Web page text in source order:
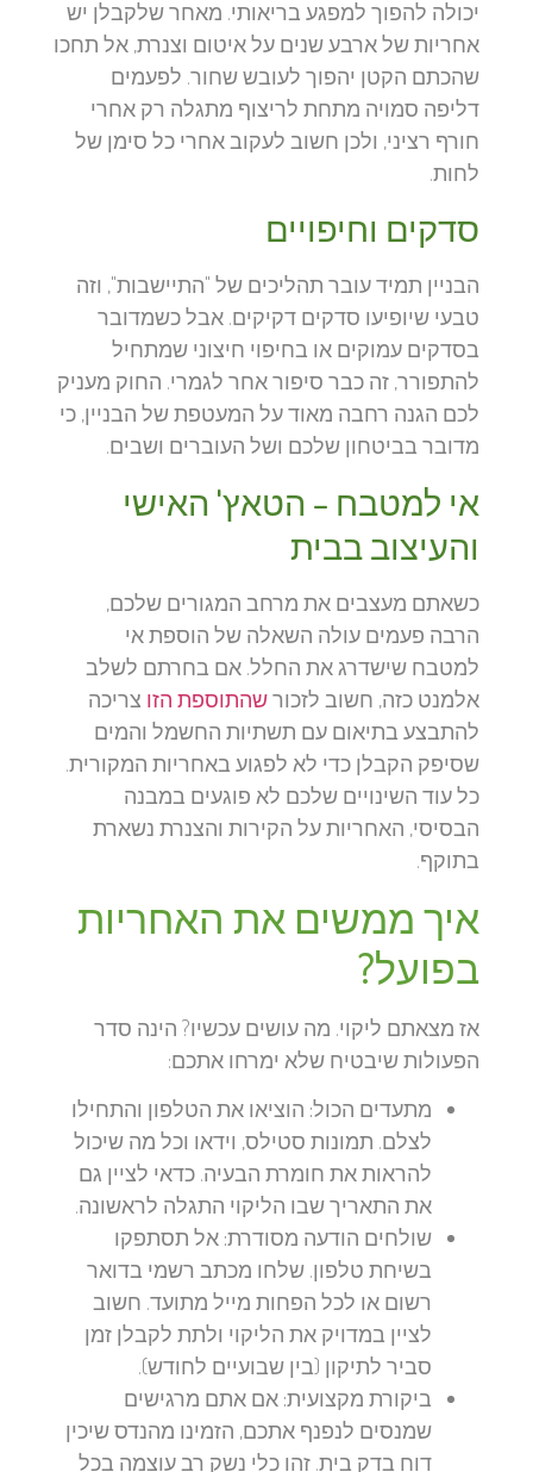
יכולה להפוך למפגע בריאותי. מאחר שלקבלן יש
אחריות של ארבע שנים על איטום וצנרת, אל תחכו
שהכתם הקטן יהפוך לעובש שחור. לפעמים
דליפה סמויה מתחת לריצוף מתגלה רק אחרי
חורף רציני, ולכן חשוב לעקוב אחרי כל סימן של
לחות.
סדקים וחיפויים
הבניין תמיד עובר תהליכים של "התיישבות", וזה
טבעי שיופיעו סדקים דקיקים. אבל כשמדובר
בסדקים עמוקים או בחיפוי חיצוני שמתחיל
להתפורר, זה כבר סיפור אחר לגמרי. החוק מעניק
לכם הגנה רחבה מאוד על המעטפת של הבניין, כי
מדובר בביטחון שלכם ושל העוברים ושבים.
אי למטבח – הטאץ' האישי
והעיצוב בבית
כשאתם מעצבים את מרחב המגורים שלכם,
הרבה פעמים עולה השאלה של הוספת אי
למטבח שישדרג את החלל. אם בחרתם לשלב
אלמנט כזה, חשוב לזכורשהתוספת הזוצריכה
להתבצע בתיאום עם תשתיות החשמל והמים
שסיפק הקבלן כדי לא לפגוע באחריות המקורית.
כל עוד השינויים שלכם לא פוגעים במבנה
הבסיסי, האחריות על הקירות והצנרת נשארת
בתוקף.
איך ממשים את האחריות
בפועל?
אז מצאתם ליקוי. מה עושים עכשיו? הינה סדר
הפעולות שיבטיח שלא ימרחו אתכם:
מתעדים הכול:הוציאו את הטלפון והתחילו
לצלם. תמונות סטילס, וידאו וכל מה שיכול
להראות את חומרת הבעיה. כדאי לציין גם
את התאריך שבו הליקוי התגלה לראשונה.
שולחים הודעה מסודרת:אל תסתפקו
בשיחת טלפון. שלחו מכתב רשמי בדואר
רשום או לכל הפחות מייל מתועד. חשוב
לציין במדויק את הליקוי ולתת לקבלן זמן
סביר לתיקון (בין שבועיים לחודש).
ביקורת מקצועית:אם אתם מרגישים
שמנסים לנפנף אתכם, הזמינו מהנדס שיכין
דוח בדק בית. זהו כלי נשק רב עוצמה בכל